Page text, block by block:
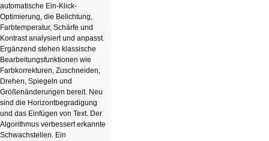
automatische Ein-Klick-
Optimierung, die Belichtung,
Farbtemperatur, Schärfe und
Kontrast analysiert und anpasst.
Ergänzend stehen klassische
Bearbeitungsfunktionen wie
Farbkorrekturen, Zuschneiden,
Drehen, Spiegeln und
Größenänderungen bereit. Neu
sind die Horizontbegradigung
und das Einfügen von Text. Der
Algorithmus verbessert erkannte
Schwachstellen. Ein